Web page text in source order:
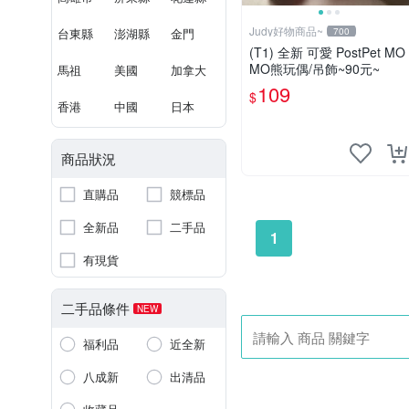
台東縣 澎湖縣 金門
馬祖 美國 加拿大
香港 中國 日本
商品狀況
直購品
競標品
全新品
二手品
有現貨
二手品條件 NEW
福利品
近全新
八成新
出清品
Judy好物商品~ 700
(T1) 全新 可愛 PostPet MO
MO熊玩偶/吊飾~90元~
$109
1